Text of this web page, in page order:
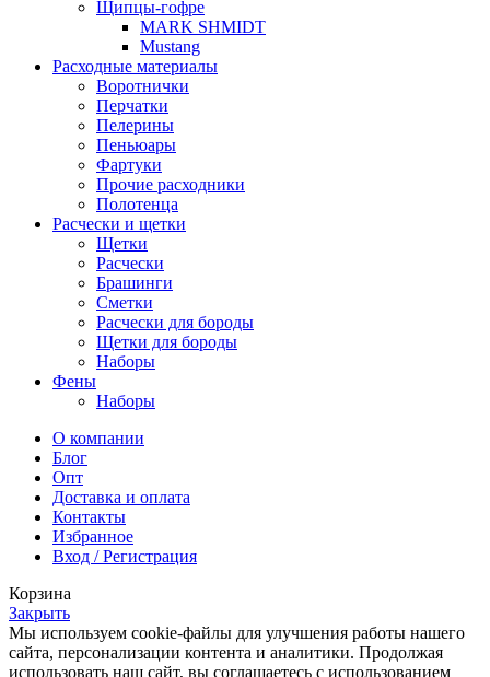
Щипцы-гофре
MARK SHMIDT
Mustang
Расходные материалы
Воротнички
Перчатки
Пелерины
Пеньюары
Фартуки
Прочие расходники
Полотенца
Расчески и щетки
Щетки
Расчески
Брашинги
Сметки
Расчески для бороды
Щетки для бороды
Наборы
Фены
Наборы
О компании
Блог
Опт
Доставка и оплата
Контакты
Избранное
Вход / Регистрация
Корзина
Закрыть
Мы используем cookie-файлы для улучшения работы нашего
сайта, персонализации контента и аналитики. Продолжая
использовать наш сайт, вы соглашаетесь с использованием